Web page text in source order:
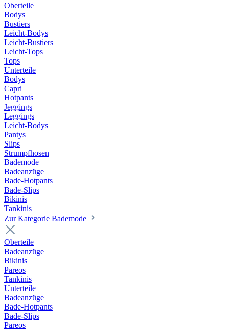
Oberteile
Bodys
Bustiers
Leicht-Bodys
Leicht-Bustiers
Leicht-Tops
Tops
Unterteile
Bodys
Capri
Hotpants
Jeggings
Leggings
Leicht-Bodys
Pantys
Slips
Strumpfhosen
Bademode
Badeanzüge
Bade-Hotpants
Bade-Slips
Bikinis
Tankinis
Zur Kategorie Bademode
Oberteile
Badeanzüge
Bikinis
Pareos
Tankinis
Unterteile
Badeanzüge
Bade-Hotpants
Bade-Slips
Pareos